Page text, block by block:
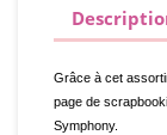
Grâce à cet
page de
Symphony.